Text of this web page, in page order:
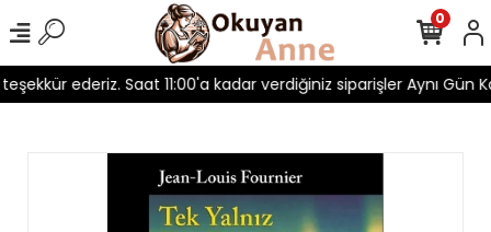
ederiz. Saat 11:00'a kadar verdiğiniz siparişler Aynı Gün
0